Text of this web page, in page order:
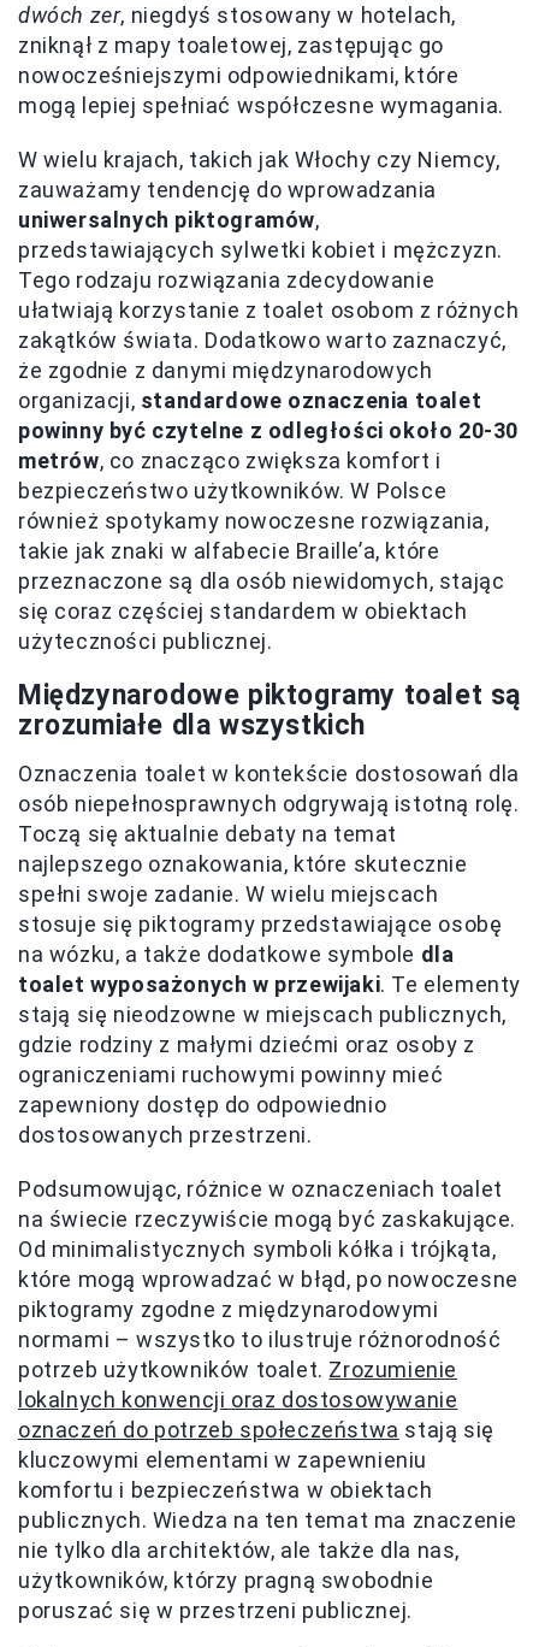
dwóch zer, niegdyś stosowany w hotelach,
zniknął z mapy toaletowej, zastępując go
nowocześniejszymi odpowiednikami, które
mogą lepiej spełniać współczesne wymagania.
W wielu krajach, takich jak Włochy czy Niemcy,
zauważamy tendencję do wprowadzania
uniwersalnych piktogramów,
przedstawiających sylwetki kobiet i mężczyzn.
Tego rodzaju rozwiązania zdecydowanie
ułatwiają korzystanie z toalet osobom z różnych
zakątków świata. Dodatkowo warto zaznaczyć,
że zgodnie z danymi międzynarodowych
organizacji, standardowe oznaczenia toalet
powinny być czytelne z odległości około 20-30
metrów, co znacząco zwiększa komfort i
bezpieczeństwo użytkowników. W Polsce
również spotykamy nowoczesne rozwiązania,
takie jak znaki w alfabecie Braille’a, które
przeznaczone są dla osób niewidomych, stając
się coraz częściej standardem w obiektach
użyteczności publicznej.
Międzynarodowe piktogramy toalet są
zrozumiałe dla wszystkich
Oznaczenia toalet w kontekście dostosowań dla
osób niepełnosprawnych odgrywają istotną rolę.
Toczą się aktualnie debaty na temat
najlepszego oznakowania, które skutecznie
spełni swoje zadanie. W wielu miejscach
stosuje się piktogramy przedstawiające osobę
na wózku, a także dodatkowe symbole dla
toalet wyposażonych w przewijaki. Te elementy
stają się nieodzowne w miejscach publicznych,
gdzie rodziny z małymi dziećmi oraz osoby z
ograniczeniami ruchowymi powinny mieć
zapewniony dostęp do odpowiednio
dostosowanych przestrzeni.
Podsumowując, różnice w oznaczeniach toalet
na świecie rzeczywiście mogą być zaskakujące.
Od minimalistycznych symboli kółka i trójkąta,
które mogą wprowadzać w błąd, po nowoczesne
piktogramy zgodne z międzynarodowymi
normami – wszystko to ilustruje różnorodność
potrzeb użytkowników toalet. Zrozumienie
lokalnych konwencji oraz dostosowywanie
oznaczeń do potrzeb społeczeństwa stają się
kluczowymi elementami w zapewnieniu
komfortu i bezpieczeństwa w obiektach
publicznych. Wiedza na ten temat ma znaczenie
nie tylko dla architektów, ale także dla nas,
użytkowników, którzy pragną swobodnie
poruszać się w przestrzeni publicznej.